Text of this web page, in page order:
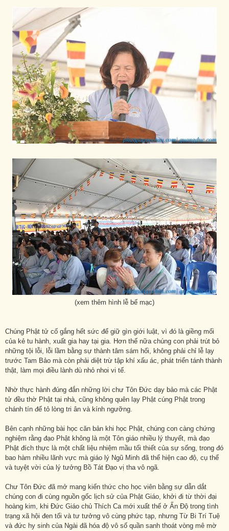
(xem thêm hình lễ bế mạc)
Chúng Phật tử cố gắng hết sức để giữ gìn giới luật, vì đó là giềng mối
của kẻ tu hành, xuất gia hay tại gia. Hơn thế nữa chúng con phải trút bỏ
những tội lỗi, lỗi lầm bằng sự thành tâm sám hối, không phải chỉ lễ lạy
trước Tam Bảo mà còn phải diệt trừ tập khí xấu ác, phát triển tánh thành
thật, làm mọi điều lành dù nhỏ nhoi vi tế.
Nhờ thực hành đúng đắn những lời chư Tôn Đức dạy bảo mà các Phật
tử đều thờ Phật tại nhà, cũng không quên lạy Phật cúng Phật trong
chánh tín để tỏ lòng tri ân và kính ngưỡng.
Bên cạnh những bài học căn bản khi học Phật, chúng con càng chứng
nghiệm rằng đạo Phật không là một Tôn giáo nhiều lý thuyết, mà đạo
Phật đích thực là một chất liệu nhiệm mầu tối thiết của sự sống, trong đó
bao hàm nhiều lãnh vực mà giáo lý Ngũ Minh đã thể hiện cao độ, cụ thể
và tuyệt vời của lý tưởng Bồ Tát Đạo vị tha vô ngã.
Chư Tôn Đức đã mở mang kiến thức cho học viên bằng sự dẫn dắt
chúng con đi cùng nguồn gốc lịch sử của Phật Giáo, khởi đi từ thời đại
hoàng kim, khi Đức Giáo chủ Thích Ca mới xuất thế ở Ấn Độ trong tình
trạng xã hội đen tối và tư tưởng vô cùng phức tạp, nhưng Từ Bi Trí Tuệ
và đức hy sinh của Ngài đã hóa độ vô số quần sanh thoát vòng mê mờ